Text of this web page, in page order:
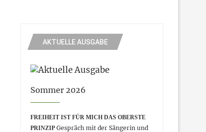
AKTUELLE AUSGABE
Sommer 2026
FREIHEIT IST FÜR MICH DAS OBERSTE
PRINZIPGespräch mit der Sängerin und